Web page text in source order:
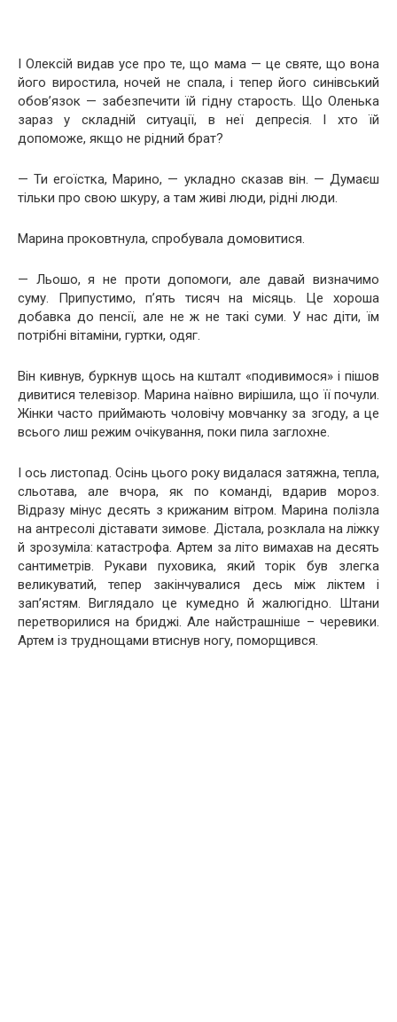
І Олексій видав усе про те, що мама — це святе, що вона
його виростила, ночей не спала, і тепер його синівський
обов’язок — забезпечити їй гідну старость. Що Оленька
зараз у складній ситуації, в неї депресія. І хто їй
допоможе, якщо не рідний брат?
— Ти егоїстка, Марино, — укладно сказав він. — Думаєш
тільки про свою шкуру, а там живі люди, рідні люди.
Марина проковтнула, спробувала домовитися.
— Льошо, я не проти допомоги, але давай визначимо
суму. Припустимо, п’ять тисяч на місяць. Це хороша
добавка до пенсії, але не ж не такі суми. У нас діти, їм
потрібні вітаміни, гуртки, одяг.
Він кивнув, буркнув щось на кшталт «подивимося» і пішов
дивитися телевізор. Марина наївно вирішила, що її почули.
Жінки часто приймають чоловічу мовчанку за згоду, а це
всього лиш режим очікування, поки пила заглохне.
І ось листопад. Осінь цього року видалася затяжна, тепла,
сльотава, але вчора, як по команді, вдарив мороз.
Відразу мінус десять з крижаним вітром. Марина полізла
на антресолі діставати зимове. Дістала, розклала на ліжку
й зрозуміла: катастрофа. Артем за літо вимахав на десять
сантиметрів. Рукави пуховика, який торік був злегка
великуватий, тепер закінчувалися десь між ліктем і
зап’ястям. Виглядало це кумедно й жалюгідно. Штани
перетворилися на бриджі. Але найстрашніше – черевики.
Артем із труднощами втиснув ногу, поморщився.